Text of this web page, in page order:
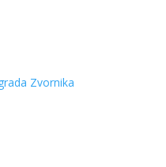
Zvornika